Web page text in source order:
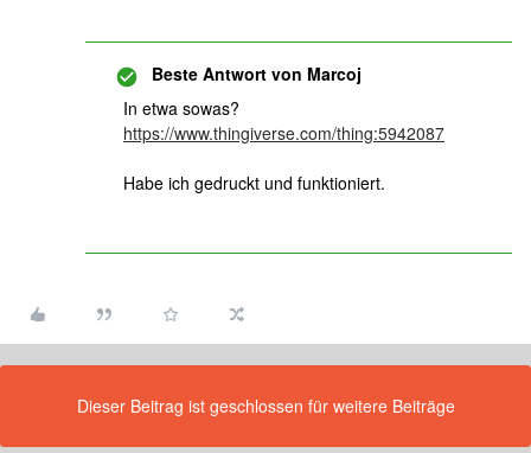
Beste Antwort von Marcoj
In etwa sowas?
https://www.thingiverse.com/thing:5942087
Habe ich gedruckt und funktioniert.
Dieser Beitrag ist geschlossen für weitere Beiträge